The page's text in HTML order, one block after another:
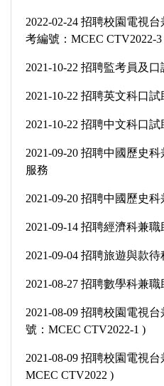
2022-02-24 招聘校園電視
考編號：MCEC CTV2022-3
2021-10-22 招聘監考員及口
2021-10-22 招聘英文科口試
2021-10-22 招聘中文科口試
2021-09-20 招聘中國歷史
服務
2021-09-20 招聘中國歷史
2021-09-14 招聘經濟科兼職
2021-09-04 招聘旅遊與款
2021-08-27 招聘數學科兼職
2021-08-09 招聘校園電視
號：MCEC CTV2022-1 )
2021-08-09 招聘校園電視
MCEC CTV2022 )